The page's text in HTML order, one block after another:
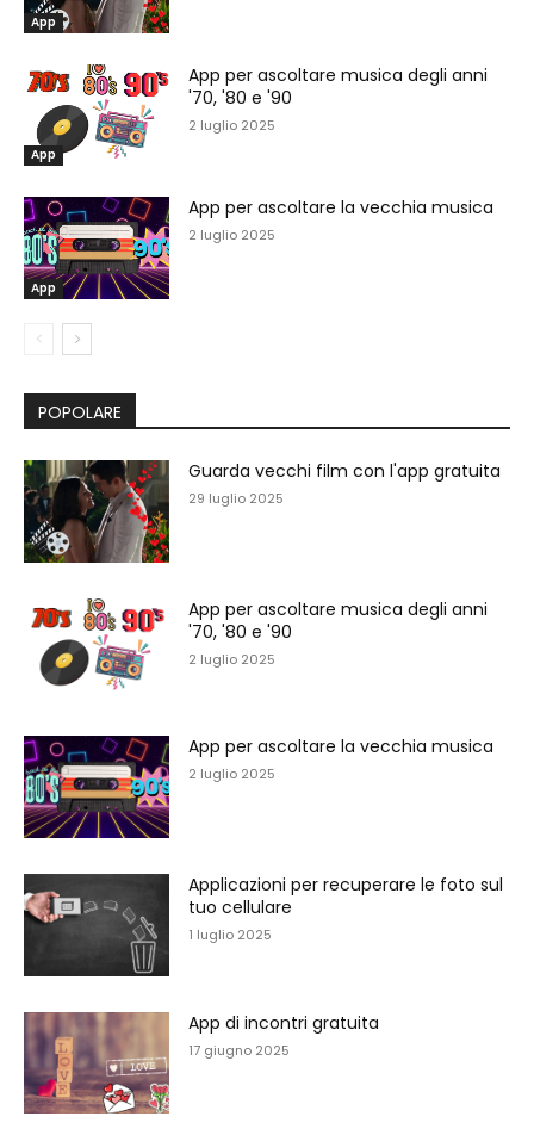
App
App
App per ascoltare musica degli anni
'70, '80 e '90
2 luglio 2025
App
App per ascoltare la vecchia musica
2 luglio 2025
POPOLARE
Guarda vecchi film con l'app gratuita
29 luglio 2025
App per ascoltare musica degli anni
'70, '80 e '90
2 luglio 2025
App per ascoltare la vecchia musica
2 luglio 2025
Applicazioni per recuperare le foto sul
tuo cellulare
1 luglio 2025
App di incontri gratuita
17 giugno 2025